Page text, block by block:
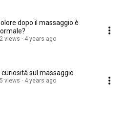
dopo il massaggio è
views 4 years ago
curiosità sul massaggio
views 4 years ago